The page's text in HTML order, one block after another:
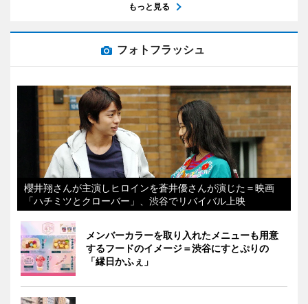
もっと見る
フォトフラッシュ
櫻井翔さんが主演しヒロインを蒼井優さんが演じた＝映画
「ハチミツとクローバー」、渋谷でリバイバル上映
メンバーカラーを取り入れたメニューも用意
するフードのイメージ＝渋谷にすとぷりの
「縁日かふぇ」